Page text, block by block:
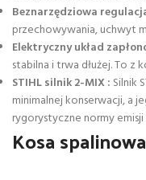
Beznarzędziowa
przechowywania, uchwyt
Elektryczny układ
stabilna i trwa dłużej. To z
STIHL silnik 2-MIX : Silnik
minimalnej konserwacji, a
rygorystyczne normy
Kosa